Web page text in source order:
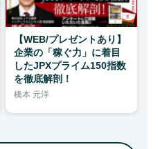
【WEB/プレゼントあり】
企業の「稼ぐ力」に着目
したJPXプライム150指数
を徹底解剖！
橋本 元洋